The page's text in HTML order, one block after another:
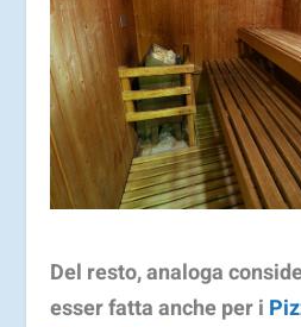
Del resto, analoga
esser fatta anche per i